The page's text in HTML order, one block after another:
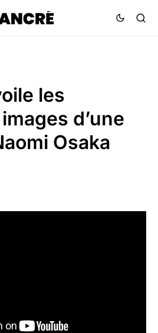
les
d’une
Osaka